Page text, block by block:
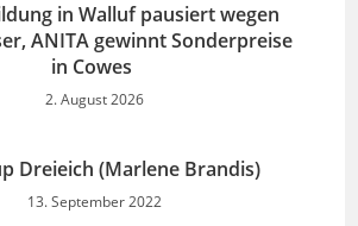
in Walluf pausiert wegen
ANITA gewinnt Sonderpreise
in Cowes
2. August 2026
Dreieich (Marlene Brandis)
13. September 2022